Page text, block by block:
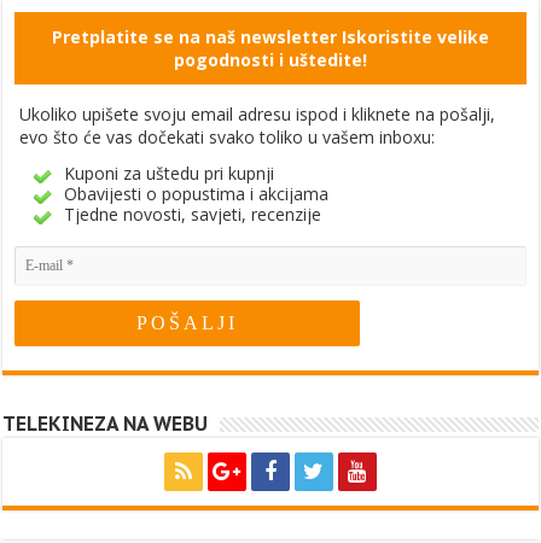
Pretplatite se na naš newsletter Iskoristite velike
pogodnosti i uštedite!
Ukoliko upišete svoju email adresu ispod i kliknete na pošalji,
evo što će vas dočekati svako toliko u vašem inboxu:
Kuponi za uštedu pri kupnji
Obavijesti o popustima i akcijama
Tjedne novosti, savjeti, recenzije
TELEKINEZA NA WEBU